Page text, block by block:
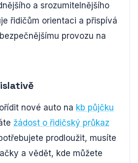
a srozumitelnějšího
řidičům orientaci a přispívá
provozu na
nové auto na kb půjčku
žádost o řidičský průkaz
prodloužit, musíte
a vědět, kde můžete